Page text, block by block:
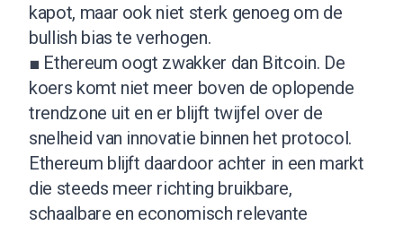
kapot, maar ook niet sterk genoeg om de
bullish bias te verhogen.
■ Ethereum oogt zwakker dan Bitcoin. De
koers komt niet meer boven de oplopende
trendzone uit en er blijft twijfel over de
snelheid van innovatie binnen het protocol.
Ethereum blijft daardoor achter in een markt
die steeds meer richting bruikbare,
schaalbare en economisch relevante